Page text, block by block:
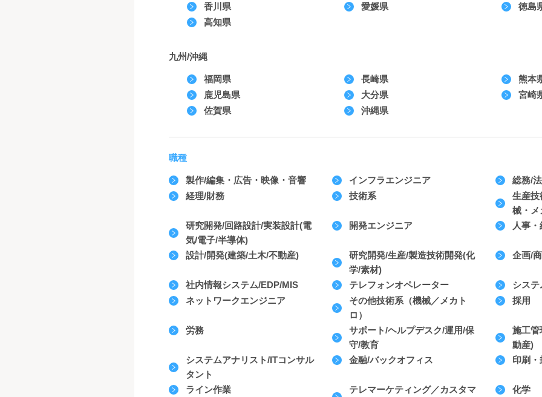
香川県 愛媛県
徳島
高知県
九州/沖縄
福岡県 長崎県
熊本
鹿児島県
大分県
宮崎
佐賀県
沖縄県
職種
製作/編集・広告・映像・音響 インフラエンジニア
総務/
経理/財務
技術系
生産技
械・メ
研究開発/回路設計/実装設計(電
気/電子/半導体)
開発エンジニア 人事
設計/開発(建築/土木/不動産)
研究開発/生産/製造技術開発(化
学/素材)
企画/
社内情報システム/EDP/MIS テレフォンオペレーター
シス
ネットワークエンジニア
その他技術系（機械／メカト
ロ）
採用
労務
サポート/ヘルプデスク/運用/保
守/教育
施工管
動産)
システムアナリスト/ITコンサル
タント
金融/バックオフィス 印刷
ライン作業 テレマーケティング／カスタマ 化学